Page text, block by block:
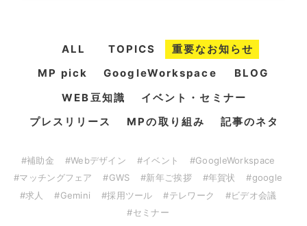
ALL TOPICS
重要なお知らせ
MP pick
GoogleWorkspace
BLOG
WEB豆知識
イベント・セミナー
プレスリリース
MPの取り組み 記事のネタ
#補助金 #Webデザイン #イベント
#GoogleWorkspace
#マッチングフェア
#GWS #新年ご挨拶 #年賀状
#google
#求人
#Gemini #採用ツール #テレワーク
#ビデオ会議
#セミナー